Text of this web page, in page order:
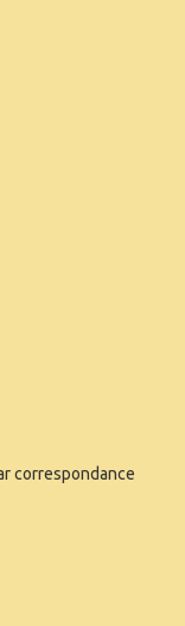
correspondance